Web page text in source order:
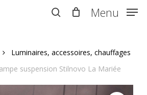
Menu
Luminaires, accessoires, chauffages
suspension Stilnovo La Mariée